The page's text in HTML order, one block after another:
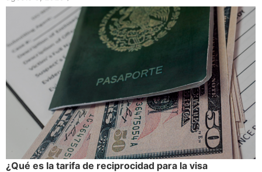
¿Qué es la tarifa de reciprocidad para la visa